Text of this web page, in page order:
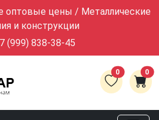
оптовые цены / Металлические
и конструкции
(999) 838-38-45
0 0